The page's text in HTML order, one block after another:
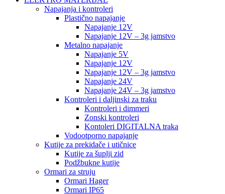
Napajanja i kontroleri
Plastično napajanje
Napajanje 12V
Napajanje 12V – 3g jamstvo
Metalno napajanje
Napajanje 5V
Napajanje 12V
Napajanje 12V – 3g jamstvo
Napajanje 24V
Napajanje 24V – 3g jamstvo
Kontroleri i daljinski za traku
Kontroleri i dimmeri
Zonski kontroleri
Kontoleri DIGITALNA traka
Vodootporno napajanje
Kutije za prekidače i utičnice
Kutije za šuplji zid
Podžbukne kutije
Ormari za struju
Ormari Hager
Ormari IP65